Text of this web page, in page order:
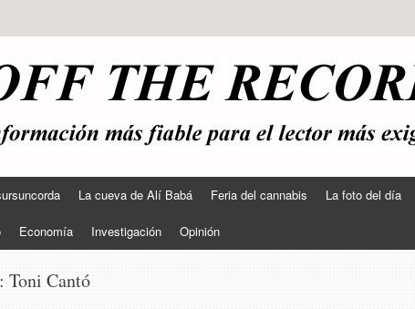
La cueva de Alí Babá Feria del cannabis La foto del día
Economía Investigación Opinión
Toni Cantó